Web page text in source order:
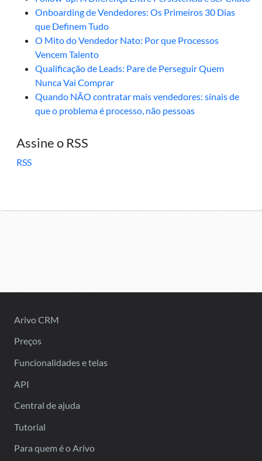
Onboarding de Vendedores: Os Primeiros 30 Dias
que Definem Tudo
O Mito do Vendedor Nato: Por que Processos
Vencem Talento
Qualificação de Leads: Pare de Perseguir Quem
Nunca Vai Comprar
Quando NÃO contratar mais vendedores: sinais de
que o problema é processo, não pessoas
Assine o RSS
RSS
Arivo CRM
Preços
Funcionalidades e telas
API
Central de ajuda
Tutorial
Para quem é o Arivo